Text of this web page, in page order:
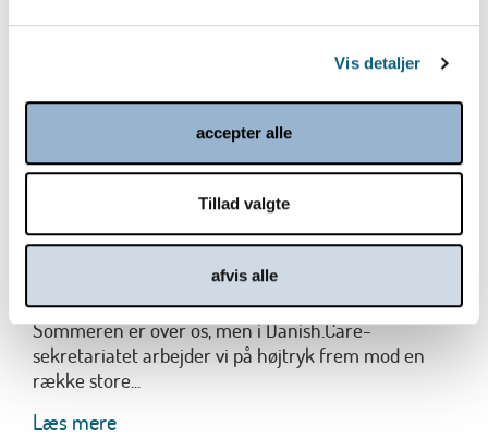
Vis detaljer
accepter alle
Tillad valgte
afvis alle
Bliv klar til et spændende efterår 2026
og start 2027 i Danish.Care
Sommeren er over os, men i Danish.Care-
sekretariatet arbejder vi på højtryk frem mod en
række store...
Læs mere